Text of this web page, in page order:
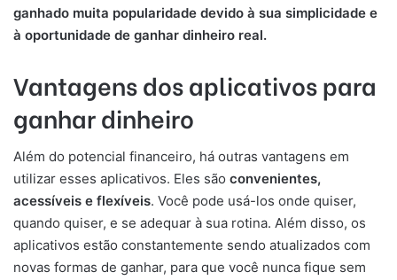
ganhado muita popularidade devido à sua simplicidade e
à oportunidade de ganhar dinheiro real.
Vantagens dos aplicativos para
ganhar dinheiro
Além do potencial financeiro, há outras vantagens em
utilizar esses aplicativos. Eles são convenientes,
acessíveis e flexíveis. Você pode usá-los onde quiser,
quando quiser, e se adequar à sua rotina. Além disso, os
aplicativos estão constantemente sendo atualizados com
novas formas de ganhar, para que você nunca fique sem